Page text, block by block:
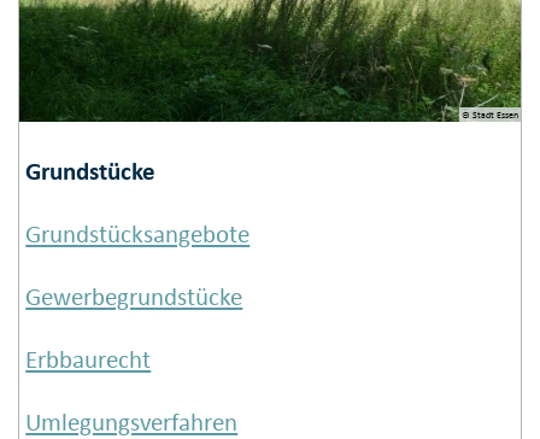
© Stadt Essen
Grundstücke
Grundstücks­angebote
Gewerbe­grund­stücke
Erb­bau­recht
Umlegungs­verfahren